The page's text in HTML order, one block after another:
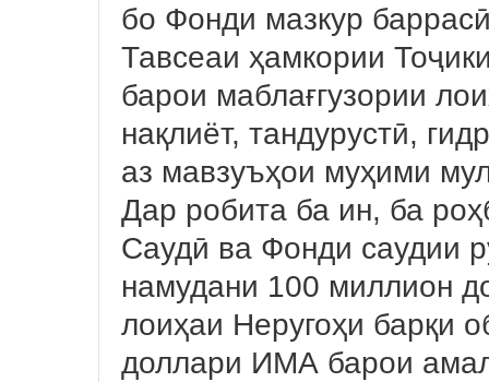
бо Фонди мазкур
Тавсеаи ҳамкории
барои маблағгузории
нақлиёт, тандурустӣ,
аз мавзуъҳои муҳими
Дар робита ба ин, ба
Саудӣ ва Фонди саудии
намудани 100 миллион
лоиҳаи Неругоҳи барқи
доллари ИМА барои